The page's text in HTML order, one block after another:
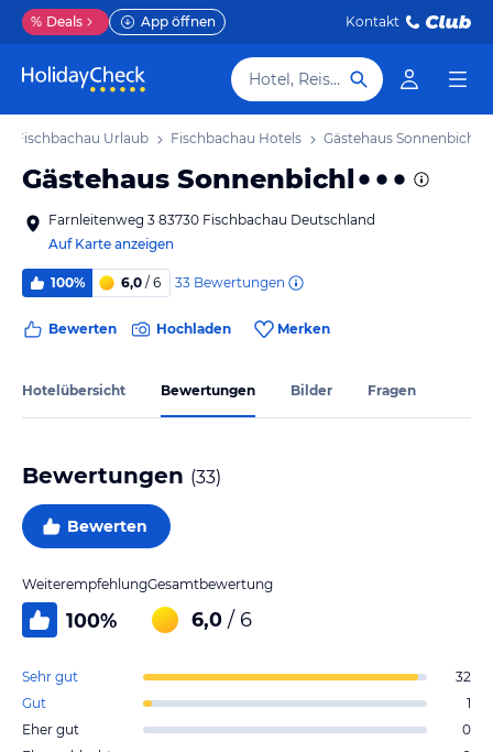
% Deals App öffnen Kontakt
Hotel, Reiseziel
Fischbachau Urlaub Fischbachau Hotels Gästehaus Sonnenbichl
Gästehaus Sonnenbichl
Farnleitenweg 3 83730 Fischbachau Deutschland
Auf Karte anzeigen
100% 6,0 / 6 33 Bewertungen
Bewerten Hochladen Merken
Hotelübersicht Bewertungen Bilder Fragen
Bewertungen (33)
Bewerten
Weiterempfehlung
100%
Gesamtbewertung
6,0 / 6
Sehr gut
32
Gut
1
Eher gut
0